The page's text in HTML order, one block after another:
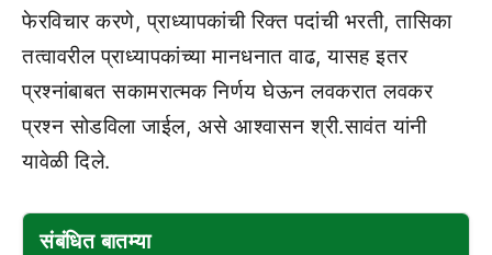
फेरविचार करणे, प्राध्यापकांची रिक्त पदांची भरती, तासिका
तत्वावरील प्राध्यापकांच्या मानधनात वाढ, यासह इतर
प्रश्नांबाबत सकामरात्मक निर्णय घेऊन लवकरात लवकर
प्रश्न सोडविला जाईल, असे आश्वासन श्री.सावंत यांनी
यावेळी दिले.
संबंधित बातम्या